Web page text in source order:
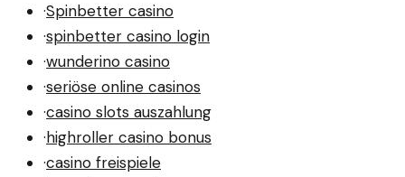
·Spinbetter casino
·spinbetter casino login
·wunderino casino
·seriöse online casinos
·casino slots auszahlung
·highroller casino bonus
·casino freispiele